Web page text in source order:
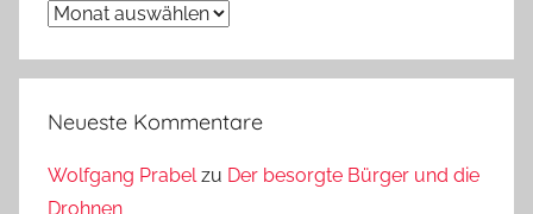
Archiv
Neueste Kommentare
Wolfgang Prabelzu Der besorgte Bürger und die
Drohnen